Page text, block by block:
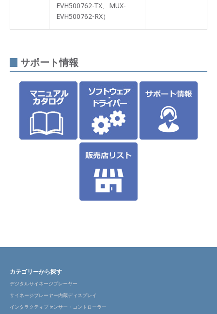
EVH500762-TX、MUX-
EVH500762-RX）
サポート情報
カテゴリーから探す
デジタルサイネージプレーヤー
サイネージプレーヤー内蔵ディスプレイ
インタラクティブセンサー・コントローラー